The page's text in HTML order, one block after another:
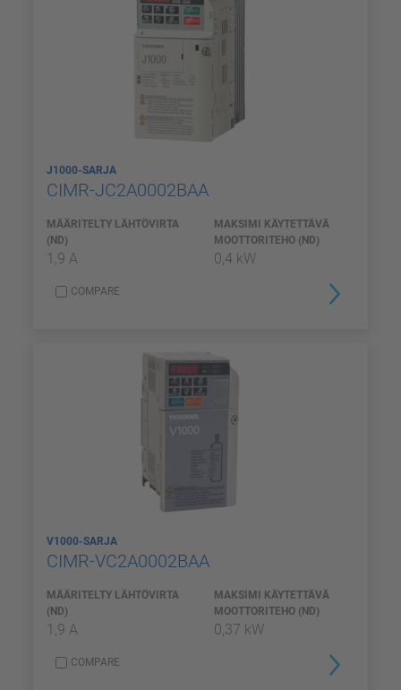
J1000-SARJA
CIMR-JC2A0002BAA
MÄÄRITELTY LÄHTÖVIRTA
(ND)
1,9 A
MAKSIMI KÄYTETTÄVÄ
MOOTTORITEHO (ND)
0,4 kW
COMPARE
V1000-SARJA
CIMR-VC2A0002BAA
MÄÄRITELTY LÄHTÖVIRTA
(ND)
1,9 A
MAKSIMI KÄYTETTÄVÄ
MOOTTORITEHO (ND)
0,37 kW
COMPARE